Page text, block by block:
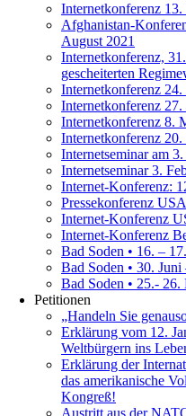
Internetkonferenz
Afghanistan-
August 2021
Internetkonferenz,
gescheiterten
Internetkonferenz 24.
Internetkonferenz 27.
Internetkonferenz 8.
Internetkonferenz
Internetseminar am
Internetseminar 3.
Internet-Konferenz:
Pressekonferenz
Internet-Konferenz
Internet-Konferenz
Bad Soden • 16. –
Bad Soden • 30.
Bad Soden • 25.-
Petitionen
„Handeln Sie
Erklärung vom 12.
Weltbürgern ins
Erklärung der
das amerikanische
Kongreß!